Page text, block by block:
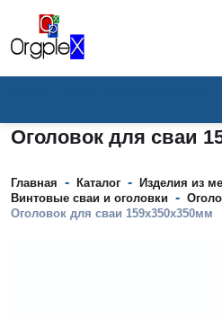
Оголовок для сваи
Главная - Каталог - Изделия из
Винтовые сваи и оголовки -
Оголовок для сваи 159x350x350мм